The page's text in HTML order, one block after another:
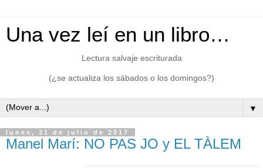
Una vez leí en un libro…
Lectura salvaje escriturada
(¿se actualiza los sábados o los domingos?)
▼
lunes, 31 de julio de 2017
Manel Marí: NO PAS JO y EL TÀLEM